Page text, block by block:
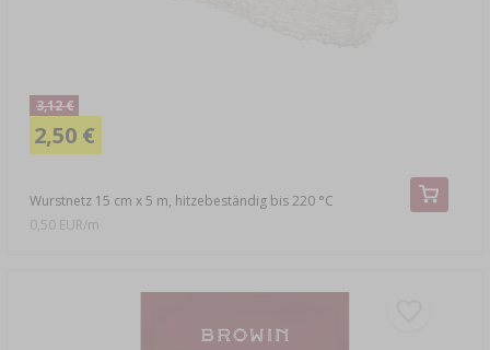
Wurstnetz 15 cm x 5 m, hitzebeständig bis 220 °C
3,12 €
2,50 €
0,50 EUR/m